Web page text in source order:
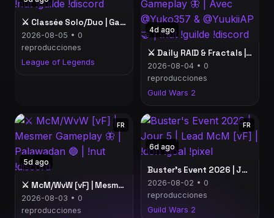
⚔️ Classée Solo/Duo | Games de placement | !nut !guilde !discord
2026-08-05 • 0
reproducciones
League of Legends
4d ago
⚔️ Daily RAID & Fractals | Mesmer Gameplay 🦋 | Avec @Yuko357 & @YuukiiAP 🤝 | !nut !guilde !discord
2026-08-04 • 0
reproducciones
Guild Wars 2
5d ago
FR
⚔️ McM/WvW [vF] | Mesmer Gameplay 🦋 | Palawadan 🔵 | !nut !discord
2026-08-03 • 0
reproducciones
6d ago
FR
Buster's Event 2026 | Jour 5 | Lead McM [vF] | !don !goal !pixel
2026-08-02 • 0
reproducciones
Guild Wars 2